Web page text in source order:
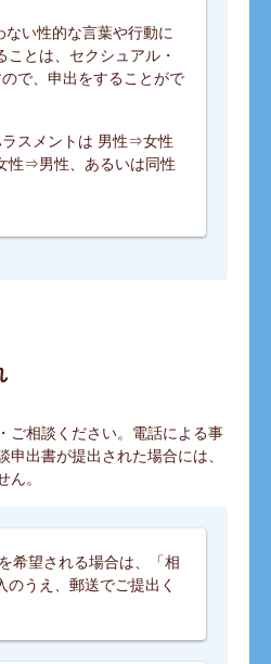
い性的な言葉や行動に
ことは、セクシュアル・
で、申出をすることがで
スメントは 男性⇒女性
性⇒男性、あるいは同性
ご相談ください。電話による事
出書が提出された場合には、
。
希望される場合は、「相
うえ、郵送でご提出く